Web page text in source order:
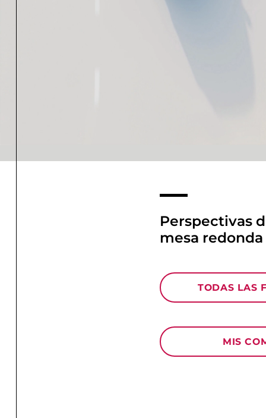
Perspectivas
mesa redonda
TODAS LAS
MIS